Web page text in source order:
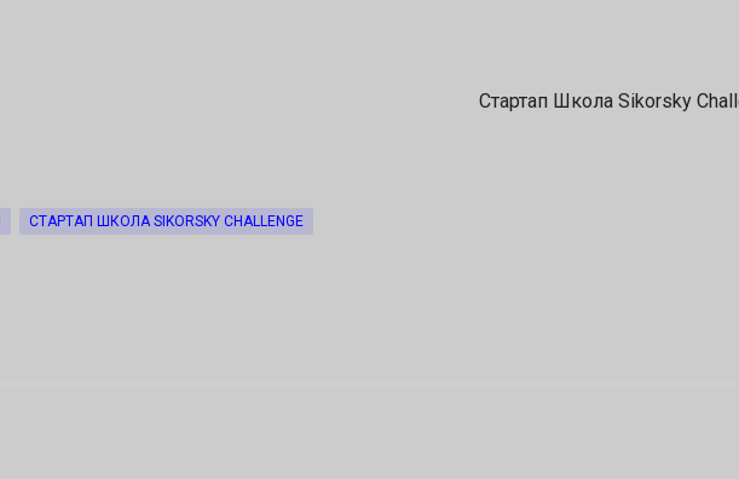
Стартап Школа Sikorsky
СТАРТАП ШКОЛА SIKORSKY CHALLENGE